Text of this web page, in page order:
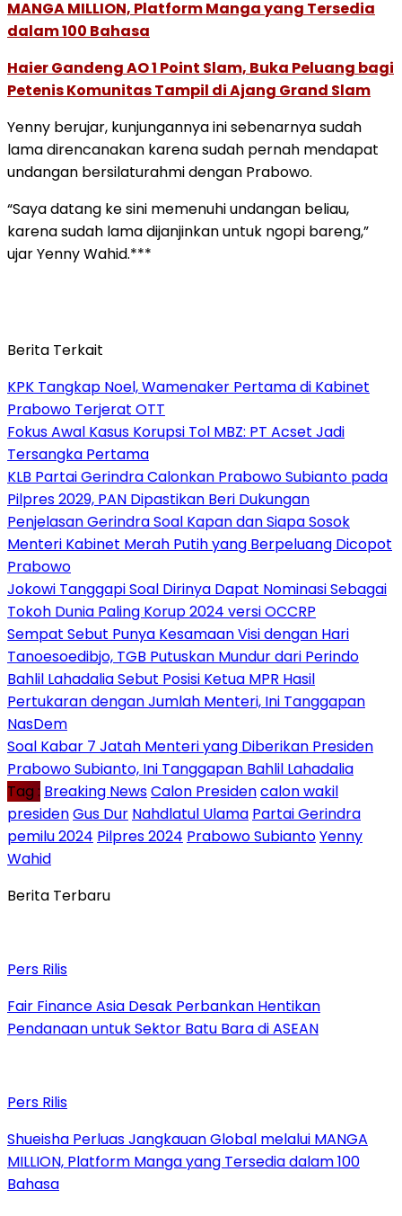
MANGA MILLION, Platform Manga yang Tersedia
dalam 100 Bahasa
Haier Gandeng AO 1 Point Slam, Buka Peluang bagi
Petenis Komunitas Tampil di Ajang Grand Slam
Yenny berujar, kunjungannya ini sebenarnya sudah
lama direncanakan karena sudah pernah mendapat
undangan bersilaturahmi dengan Prabowo.
“Saya datang ke sini memenuhi undangan beliau,
karena sudah lama dijanjinkan untuk ngopi bareng,”
ujar Yenny Wahid.***
Berita Terkait
KPK Tangkap Noel, Wamenaker Pertama di Kabinet
Prabowo Terjerat OTT
Fokus Awal Kasus Korupsi Tol MBZ: PT Acset Jadi
Tersangka Pertama
KLB Partai Gerindra Calonkan Prabowo Subianto pada
Pilpres 2029, PAN Dipastikan Beri Dukungan
Penjelasan Gerindra Soal Kapan dan Siapa Sosok
Menteri Kabinet Merah Putih yang Berpeluang Dicopot
Prabowo
Jokowi Tanggapi Soal Dirinya Dapat Nominasi Sebagai
Tokoh Dunia Paling Korup 2024 versi OCCRP
Sempat Sebut Punya Kesamaan Visi dengan Hari
Tanoesoedibjo, TGB Putuskan Mundur dari Perindo
Bahlil Lahadalia Sebut Posisi Ketua MPR Hasil
Pertukaran dengan Jumlah Menteri, Ini Tanggapan
NasDem
Soal Kabar 7 Jatah Menteri yang Diberikan Presiden
Prabowo Subianto, Ini Tanggapan Bahlil Lahadalia
Tag : Breaking NewsCalon Presidencalon wakil
presidenGus Dur Nahdlatul Ulama Partai Gerindra
pemilu 2024 Pilpres 2024 Prabowo SubiantoYenny
Wahid
Berita Terbaru
Pers Rilis
Fair Finance Asia Desak Perbankan Hentikan
Pendanaan untuk Sektor Batu Bara di ASEAN
Pers Rilis
Shueisha Perluas Jangkauan Global melalui MANGA
MILLION, Platform Manga yang Tersedia dalam 100
Bahasa